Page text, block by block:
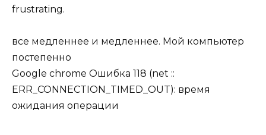
frustrating.
все медленнее и медленнее. Мой компьютер
постепенно
Google chrome Ошибка 118 (net ::
ERR_CONNECTION_TIMED_OUT): время
ожидания операции